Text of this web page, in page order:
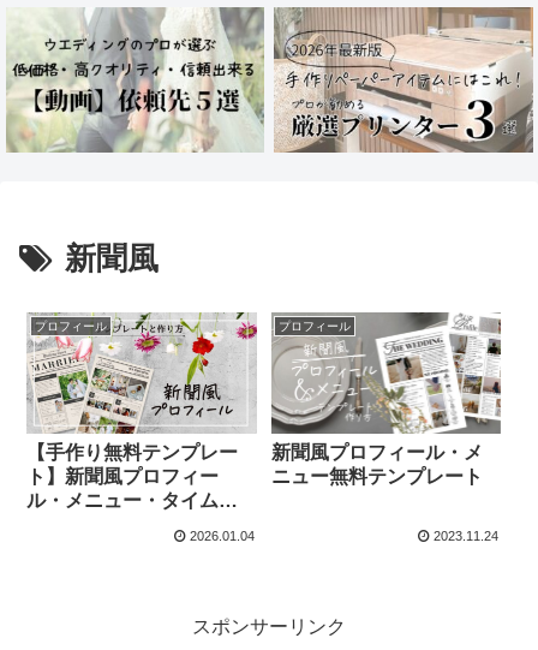
新聞風
プロフィール
【手作り無料テンプレー
ト】新聞風プロフィー
ル・メニュー・タイムラ
2026.01.04
プロフィール
新聞風プロフィール・メ
ニュー無料テンプレート
2023.11.24
スポンサーリンク